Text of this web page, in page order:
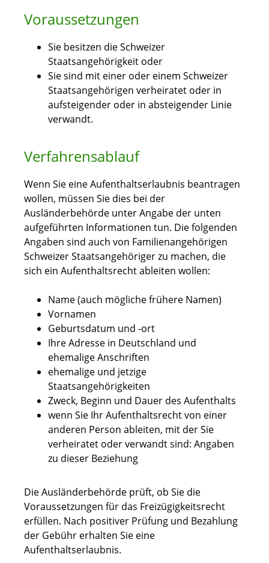
Voraussetzungen
Sie besitzen die Schweizer
Staatsangehörigkeit oder
Sie sind mit einer oder einem Schweizer
Staatsangehörigen verheiratet oder in
aufsteigender oder in absteigender Linie
verwandt.
Verfahrensablauf
Wenn Sie eine Aufenthaltserlaubnis beantragen
wollen, müssen Sie dies bei der
Ausländerbehörde unter Angabe der unten
aufgeführten Informationen tun. Die folgenden
Angaben sind auch von Familienangehörigen
Schweizer Staatsangehöriger zu machen, die
sich ein Aufenthaltsrecht ableiten wollen:
Name (auch mögliche frühere Namen)
Vornamen
Geburtsdatum und -ort
Ihre Adresse in Deutschland und
ehemalige Anschriften
ehemalige und jetzige
Staatsangehörigkeiten
Zweck, Beginn und Dauer des Aufenthalts
wenn Sie Ihr Aufenthaltsrecht von einer
anderen Person ableiten, mit der Sie
verheiratet oder verwandt sind: Angaben
zu dieser Beziehung
Die Ausländerbehörde prüft, ob Sie die
Voraussetzungen für das Freizügigkeitsrecht
erfüllen. Nach positiver Prüfung und Bezahlung
der Gebühr erhalten Sie eine
Aufenthaltserlaubnis.